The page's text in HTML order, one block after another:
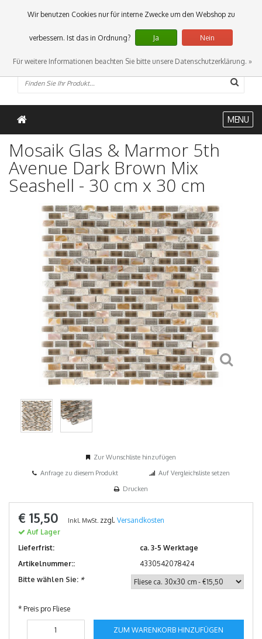
0 Artikel
MENU
Mosaik Glas & Marmor 5th
Avenue Dark Brown Mix
Seashell - 30 cm x 30 cm
Zur Wunschliste hinzufügen
Anfrage zu diesem Produkt
Auf Vergleichsliste setzen
Drucken
€ 15,50 Inkl. MwSt. zzgl. Versandkosten
Auf Lager
Lieferfrist:
ca. 3-5 Werktage
Artikelnummer::
4330542078424
Bitte wählen Sie: *
* Preis pro Fliese
ZUM WARENKORB HINZUFÜGEN
Wir benutzen Cookies nur für interne Zwecke um den Webshop zu
verbessern. Ist das in Ordnung? Ja Nein
Für weitere Informationen beachten Sie bitte unsere Datenschutzerklärung. »